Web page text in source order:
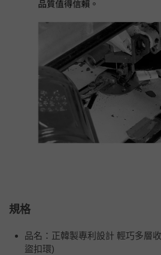
規格
品名：正韓製專利設計 輕巧多層
盜扣環)